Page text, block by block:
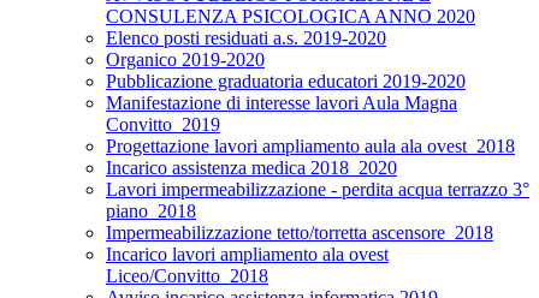
CONSULENZA PSICOLOGICA ANNO 2020
Elenco posti residuati a.s. 2019-2020
Organico 2019-2020
Pubblicazione graduatoria educatori 2019-2020
Manifestazione di interesse lavori Aula Magna
Convitto_2019
Progettazione lavori ampliamento aula ala ovest_2018
Incarico assistenza medica 2018_2020
Lavori impermeabilizzazione - perdita acqua terrazzo 3°
piano_2018
Impermeabilizzazione tetto/torretta ascensore_2018
Incarico lavori ampliamento ala ovest
Liceo/Convitto_2018